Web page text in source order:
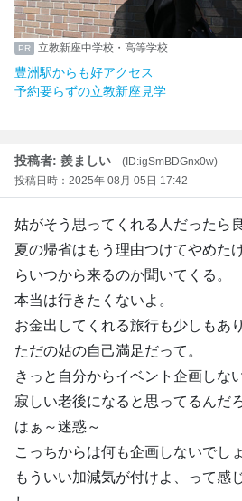
立教新座中学校・高等学校
豊洲駅からも好アクセス
予約要らずの立教新座見学
投稿者: 羨ましい
(ID:igSmBDGnx0w)
投稿日時：2025年 08月 05日 17:42
姑がそう思ってくれる人だったら
夏の帰省はもう理由つけてやめた
らいつから来るのか聞いてくる。
本当は行きたくないよ。
お金出してくれる旅行も少しもあ
ただの姑の自己満足だって。
きっと自分からイベント企画しな
寂しい老後になると思ってるんだ
はぁ～迷惑～
こっちからは何も企画しないでし
もういい加減気が付けよ、って感